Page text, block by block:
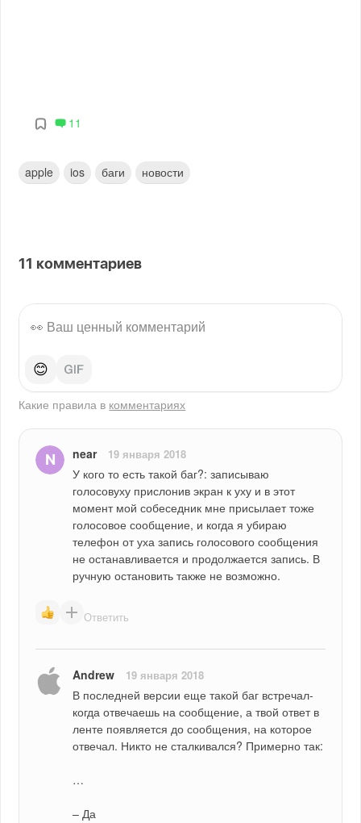
11
apple ios баги новости
11 комментариев
😊
Какие правила в комментариях
near 19 января 2018
У кого то есть такой баг?: записываю
голосовуху прислонив экран к уху и в этот
момент мой собеседник мне присылает тоже
голосовое сообщение, и когда я убираю
телефон от уха запись голосового сообщения
не останавливается и продолжается запись. В
ручную остановить также не возможно.
Ответить
Andrew 19 января 2018
В последней версии еще такой баг встречал-
когда отвечаешь на сообщение, а твой ответ в
ленте появляется до сообщения, на которое
отвечал. Никто не сталкивался? Примерно так:
…
– Да